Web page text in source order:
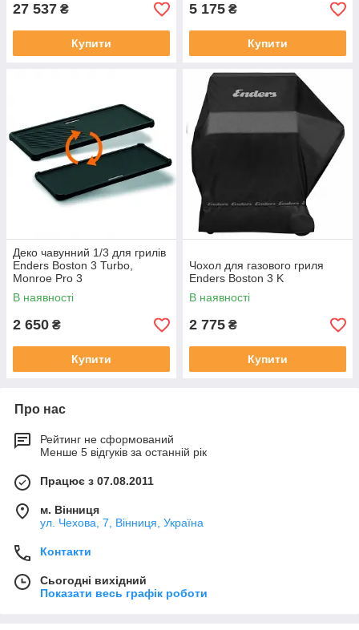
27 537 ₴
Купити
5 175 ₴
Купити
Деко чавунний 1/3 для грилів
Enders Boston 3 Turbo,
Monroe Pro 3
В наявності
2 650 ₴
Купити
Чохол для газового гриля
Enders Boston 3 K
В наявності
2 775 ₴
Купити
Про нас
Рейтинг не сформований
Менше 5 відгуків за останній рік
Працює з 07.08.2011
м. Вінниця
ул. Чехова, 7, Вінниця, Україна
Контакти
Сьогодні вихідний
Показати весь графік роботи